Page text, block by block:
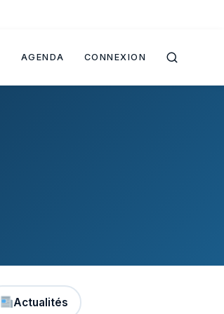
AGENDA CONNEXION
Actualités